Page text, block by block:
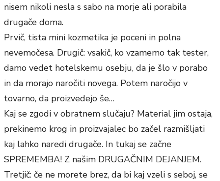
nisem nikoli nesla s sabo na morje ali porabila
drugače doma.
Prvič, tista mini kozmetika je poceni in polna
nevemočesa. Drugič: vsakič, ko vzamemo tak tester,
damo vedet hotelskemu osebju, da je šlo v porabo
in da morajo naročiti novega. Potem naročijo v
tovarno, da proizvedejo še…
Kaj se zgodi v obratnem slučaju? Material jim ostaja,
prekinemo krog in proizvajalec bo začel razmišljati
kaj lahko naredi drugače. In tukaj se začne
SPREMEMBA! Z našim DRUGAČNIM DEJANJEM.
Tretjič: če ne morete brez, da bi kaj vzeli s seboj, se